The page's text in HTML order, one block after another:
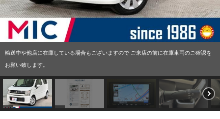
輸送中や他店に在庫している場合もございますので ご来店の前に在庫車両のご確認を
お願い致します。